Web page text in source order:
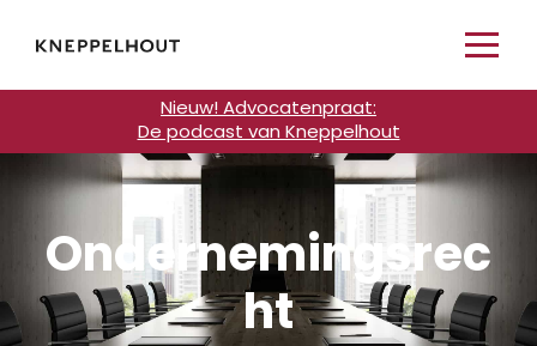
Nieuw! Advocatenpraat:
De podcast van Kneppelhout
Ondernemingsrec
ht